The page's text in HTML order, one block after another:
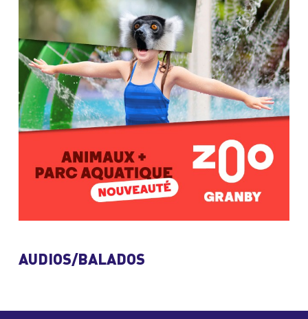
AUDIOS/BALADOS